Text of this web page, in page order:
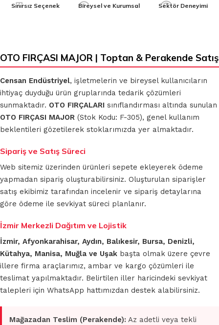
Sınırsız Seçenek Bireysel ve Kurumsal Sektör Deneyimi
OTO FIRÇASI MAJOR | Toptan & Perakende Satış
Censan Endüstriyel, işletmelerin ve bireysel kullanıcıların
ihtiyaç duyduğu ürün gruplarında tedarik çözümleri
sunmaktadır. OTO FIRÇALARI sınıflandırması altında sunulan
OTO FIRÇASI MAJOR (Stok Kodu: F-305), genel kullanım
beklentileri gözetilerek stoklarımızda yer almaktadır.
Sipariş ve Satış Süreci
Web sitemiz üzerinden ürünleri sepete ekleyerek ödeme
yapmadan sipariş oluşturabilirsiniz. Oluşturulan siparişler
satış ekibimiz tarafından incelenir ve sipariş detaylarına
göre ödeme ile sevkiyat süreci planlanır.
İzmir Merkezli Dağıtım ve Lojistik
İzmir, Afyonkarahisar, Aydın, Balıkesir, Bursa, Denizli,
Kütahya, Manisa, Muğla ve Uşak başta olmak üzere çevre
illere firma araçlarımız, ambar ve kargo çözümleri ile
teslimat yapılmaktadır. Belirtilen iller haricindeki sevkiyat
talepleri için WhatsApp hattımızdan destek alabilirsiniz.
Mağazadan Teslim (Perakende): Az adetli veya tekli